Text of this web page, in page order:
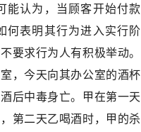
能认为，当顾客开始付款
何表明其行为进入实行阶
要求行为人有积极举动。
，今天向其办公室的酒杯
后中毒身亡。甲在第一天
第二天乙喝酒时，甲的杀